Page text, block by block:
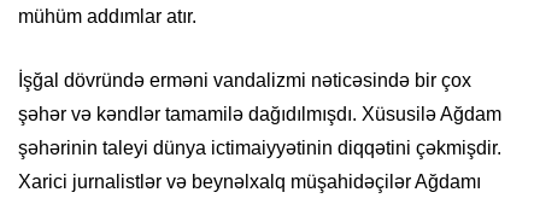
mühüm addımlar atır.
İşğal dövründə erməni vandalizmi nəticəsində bir çox
şəhər və kəndlər tamamilə dağıdılmışdı. Xüsusilə Ağdam
şəhərinin taleyi dünya ictimaiyyətinin diqqətini çəkmişdir.
Xarici jurnalistlər və beynəlxalq müşahidəçilər Ağdamı